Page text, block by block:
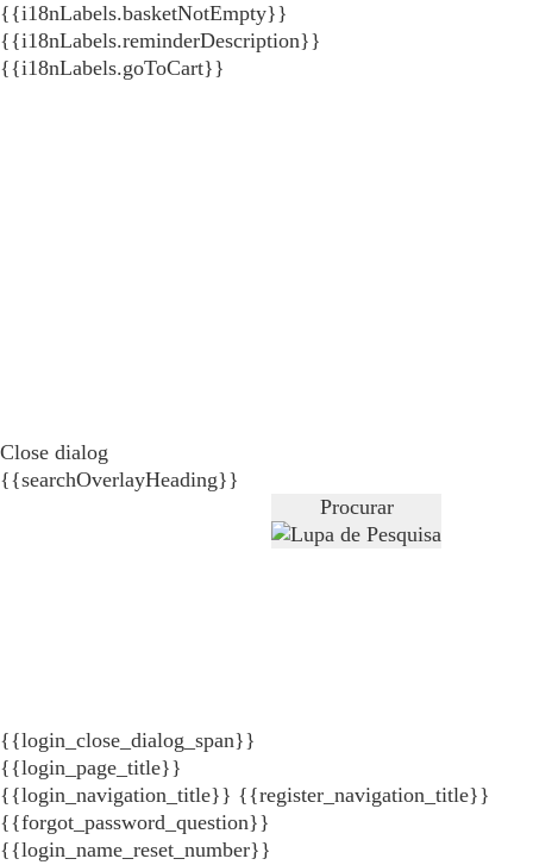
{{i18nLabels.basketNotEmpty}}
{{i18nLabels.reminderDescription}}
{{i18nLabels.goToCart}}
Close dialog
{{searchOverlayHeading}}
Procurar
{{login_close_dialog_span}}
{{login_page_title}}
{{login_navigation_title}} {{register_navigation_title}}
{{forgot_password_question}}
{{login_name_reset_number}}